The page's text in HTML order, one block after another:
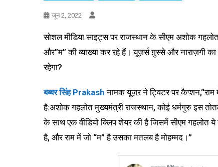
जून 2, 2022
सोशल मीडिया साइट्स पर राजस्थान के सीएम अशोक गहलोत
और”म” की व्याख्या कर रहे हैं। यूज़र्स ग़ुस्से और नाराज़गी
रहेगा?
बब्बर सिंहPrakash नामक यूज़र ने ट्विटर पर कैप्शन,“राम
है:अशोक गहलोत मुख्यमंत्री राजस्थान, कोई धर्मगुरु इस
के साथ एक वीडियो क्लिप शेयर की है जिसमें सीएम गहलोत
है, और राम में जो “म” है उसका मतलब है मोहम्मद।”